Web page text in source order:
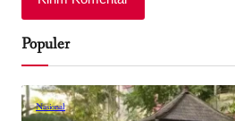
Populer
Nasional